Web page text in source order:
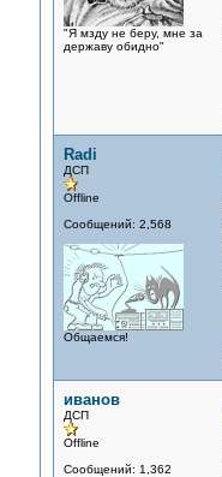
"Я мзду не беру, мне за
державу обидно"
Radi
ДСП
Offline
Сообщений: 2,568
Общаемся!
иванов
ДСП
Offline
Сообщений: 1,362